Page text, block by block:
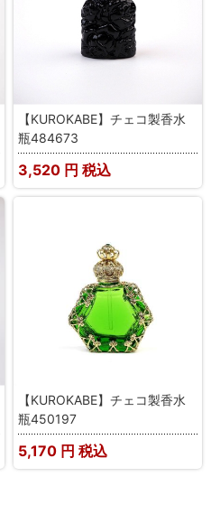
【KUROKABE】チェコ製香水
瓶484673
3,520 円 税込
【KUROKABE】チェコ製香水
瓶450197
5,170 円 税込